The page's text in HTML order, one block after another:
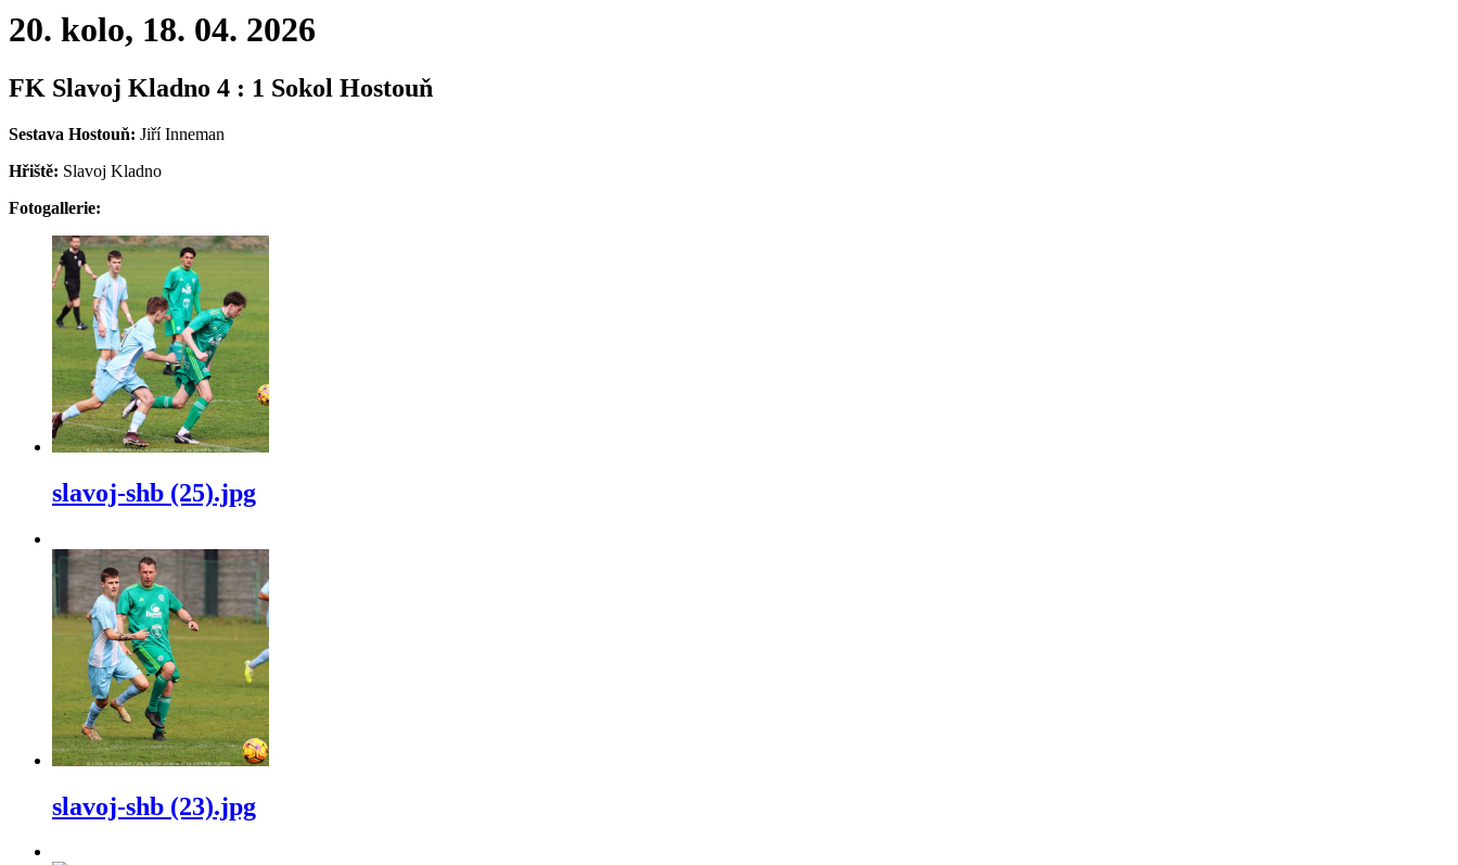
20. kolo, 18. 04. 2026
FK Slavoj Kladno 4 : 1 Sokol Hostouň
Sestava Hostouň: Jiří Inneman
Hřiště: Slavoj Kladno
Fotogallerie:
slavoj-shb (25).jpg
slavoj-shb (23).jpg